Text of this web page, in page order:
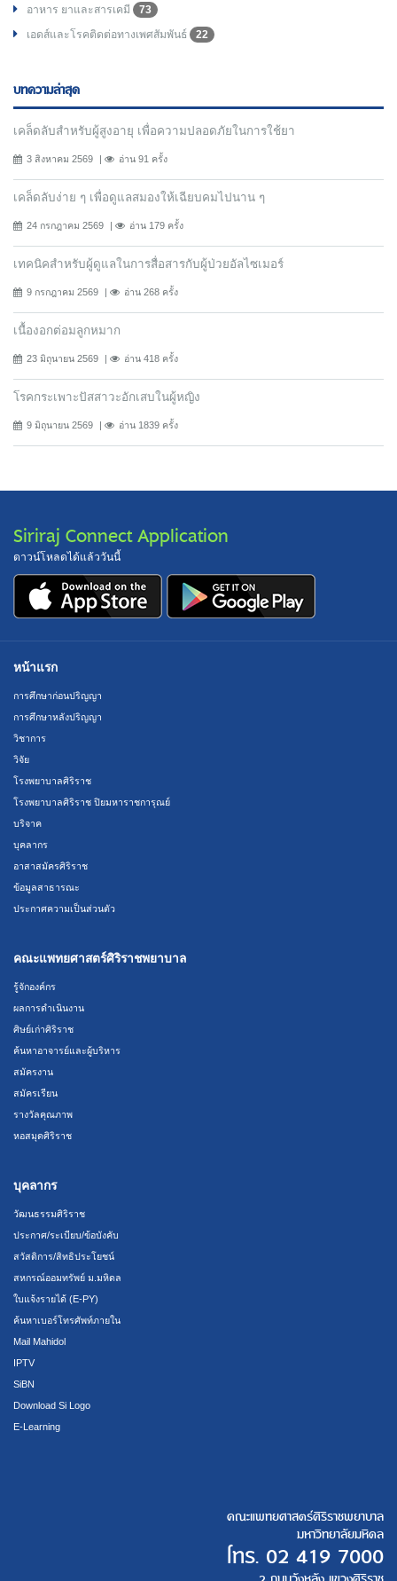
อาหาร ยาและสารเคมี
73
เอดส์และโรคติดต่อทางเพศสัมพันธ์
22
บทความล่าสุด
เคล็ดลับสำหรับผู้สูงอายุ เพื่อความปลอดภัยในการใช้ยา
3 สิงหาคม 2569 อ่าน 91 ครั้ง
เคล็ดลับง่าย ๆ เพื่อดูแลสมองให้เฉียบคมไปนาน ๆ
24 กรกฎาคม 2569 อ่าน 179 ครั้ง
เทคนิคสำหรับผู้ดูแลในการสื่อสารกับผู้ป่วยอัลไซเมอร์
9 กรกฎาคม 2569 อ่าน 268 ครั้ง
เนื้องอกต่อมลูกหมาก
23 มิถุนายน 2569 อ่าน 418 ครั้ง
โรคกระเพาะปัสสาวะอักเสบในผู้หญิง
9 มิถุนายน 2569 อ่าน 1839 ครั้ง
Siriraj Connect Application
ดาวน์โหลดได้แล้ววันนี้
หน้าแรก
การศึกษาก่อนปริญญา
การศึกษาหลังปริญญา
วิชาการ
วิจัย
โรงพยาบาลศิริราช
โรงพยาบาลศิริราช ปิยมหาราชการุณย์
บริจาค
บุคลากร
อาสาสมัครศิริราช
ข้อมูลสาธารณะ
ประกาศความเป็นส่วนตัว
คณะแพทยศาสตร์ศิริราชพยาบาล
รู้จักองค์กร
ผลการดำเนินงาน
ศิษย์เก่าศิริราช
ค้นหาอาจารย์และผู้บริหาร
สมัครงาน
สมัครเรียน
รางวัลคุณภาพ
หอสมุดศิริราช
บุคลากร
วัฒนธรรมศิริราช
ประกาศ/ระเบียบ/ข้อบังคับ
สวัสดิการ/สิทธิประโยชน์
สหกรณ์ออมทรัพย์ ม.มหิดล
ใบแจ้งรายได้ (E-PY)
ค้นหาเบอร์โทรศัพท์ภายใน
Mail Mahidol
IPTV
SiBN
Download Si Logo
E-Learning
คณะแพทยศาสตร์ศิริราชพยาบาล
มหาวิทยาลัยมหิดล
โทร. 02 419 7000